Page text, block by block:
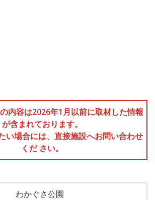
内容は2026年1月以前に取材した情報
が含まれております。
い場合には、直接施設へお問い合わせ
くだ さい。
わかぐさ公園